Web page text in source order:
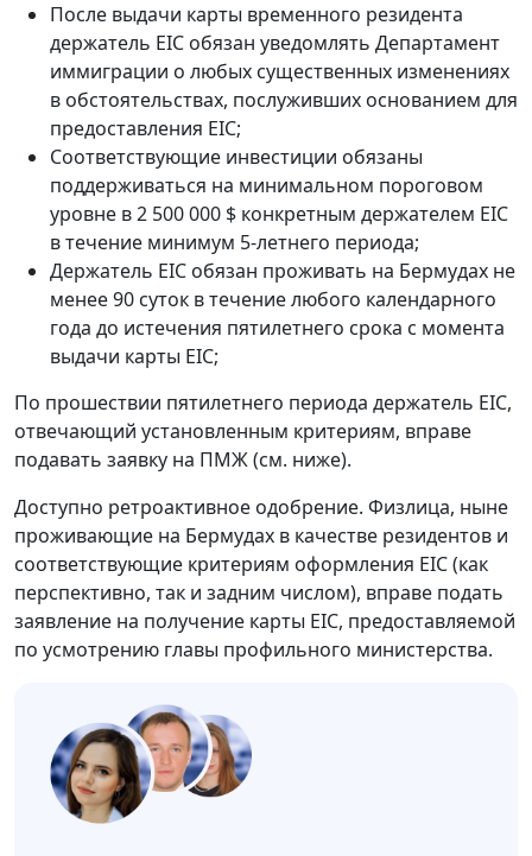
После выдачи карты временного резидента
держатель EIC обязан уведомлять Департамент
иммиграции о любых существенных изменениях
в обстоятельствах, послуживших основанием для
предоставления EIC;
Соответствующие инвестиции обязаны
поддерживаться на минимальном пороговом
уровне в 2 500 000 $ конкретным держателем EIC
в течение минимум 5-летнего периода;
Держатель EIC обязан проживать на Бермудах не
менее 90 суток в течение любого календарного
года до истечения пятилетнего срока с момента
выдачи карты EIC;
По прошествии пятилетнего периода держатель EIC,
отвечающий установленным критериям, вправе
подавать заявку на ПМЖ (см. ниже).
Доступно ретроактивное одобрение. Физлица, ныне
проживающие на Бермудах в качестве резидентов и
соответствующие критериям оформления EIC (как
перспективно, так и задним числом), вправе подать
заявление на получение карты EIC, предоставляемой
по усмотрению главы профильного министерства.